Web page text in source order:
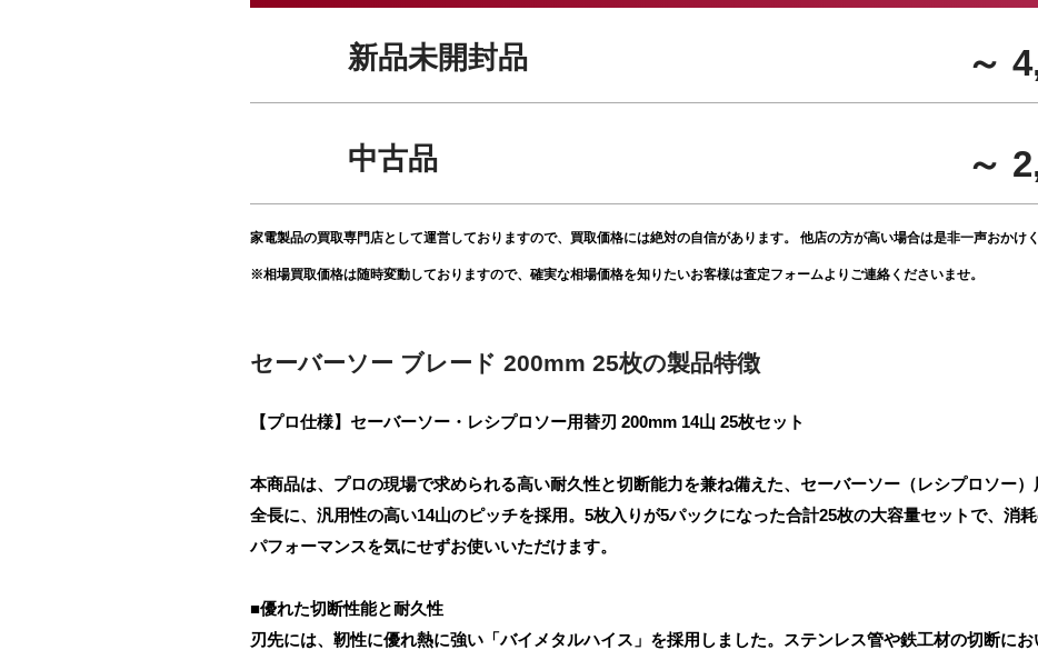
新品未開封品 ～
中古品 ～
家電製品の買取専門店として運営しておりますので、買取価格には絶対の自信があります。 他店の方が高い場合は是非一声おかけく
※相場買取価格は随時変動しておりますので、確実な相場価格を知りたいお客様は査定フォームよりご連絡くださいませ。
セーバーソー ブレード 200mm 25枚の製品特徴
【プロ仕様】セーバーソー・レシプロソー用替刃 200mm 14山 25枚セット
本商品は、プロの現場で求められる高い耐久性と切断能力を兼ね備えた、セーバーソー（レシプロソー
全長に、汎用性の高い14山のピッチを採用。5枚入りが5パックになった合計25枚の大容量セットで、消
パフォーマンスを気にせずお使いいただけます。
■優れた切断性能と耐久性
刃先には、靭性に優れ熱に強い「バイメタルハイス」を採用しました。ステンレス管や鉄工材の切断に